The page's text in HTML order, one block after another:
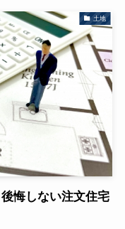
土地
悔しない注文住宅